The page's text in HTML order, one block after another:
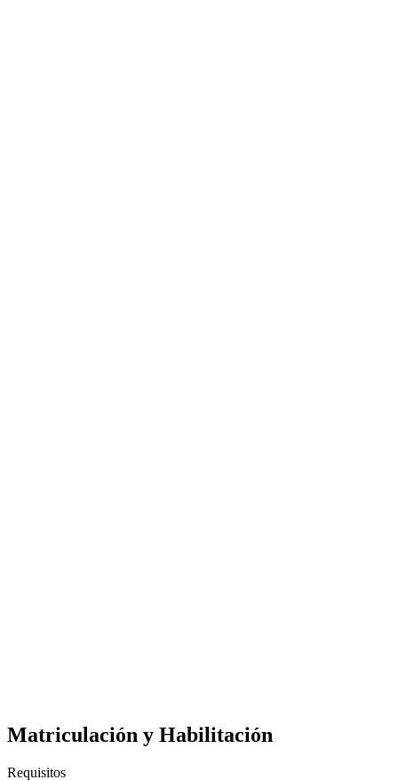
Matriculación y Habilitación
Requisitos